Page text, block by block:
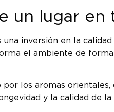
un lugar en
inversión en la
el ambiente de
por los aromas
y la calidad de